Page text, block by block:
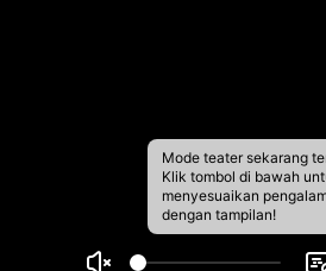
Mode teater sekarang
Klik tombol di bawah
menyesuaikan
dengan tampilan!